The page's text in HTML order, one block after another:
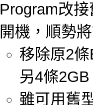
Program改
開機，順勢
移除原2
另4條
雖可用舊